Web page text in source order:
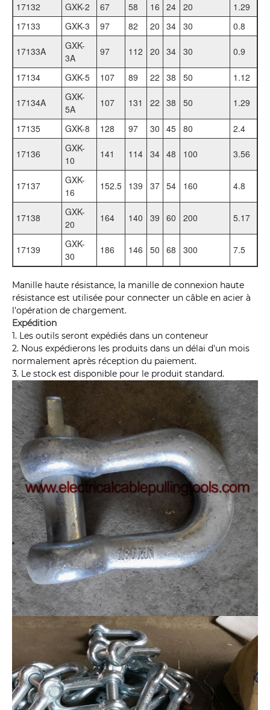
17132
GXK-2 67 58 16 24 20
1.29
17133
GXK-3 97 82 20 34 30 0.8
17133A
GXK-
3A
97 112 20 34 30 0.9
17134 GXK-5 107 89 22 38 50 1.12
17134A
GXK-
5A
107 131 22 38 50 1.29
17135 GXK-8 128 97 30 45 80 2.4
17136
GXK-
10
141 114 34 48 100 3.56
17137
GXK-
16
152.5 139 37 54 160 4.8
17138
GXK-
20
164 140 39 60 200 5.17
17139
GXK-
30
186 146 50 68 300 7.5
Manille haute résistance, la manille de connexion haute
résistance est utilisée pour connecter un câble en acier à
l'opération de chargement.
Expédition
1. Les outils seront expédiés dans un conteneur
2. Nous expédierons les produits dans un délai d'un mois
normalement après réception du paiement.
3. Le stock est disponible pour le produit standard.